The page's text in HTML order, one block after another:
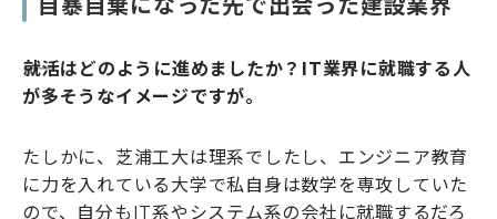
自暴自棄になった先で出会った建設業界
――就活はどのように進めましたか？IT業界に就職する人
が多そうなイメージですが。
たしかに、芝浦工大は理系でしたし、エンジニア教育
に力を入れている大学で私自身は数学を専攻していた
ので、自分もIT系やシステム系の会社に就職するだろ